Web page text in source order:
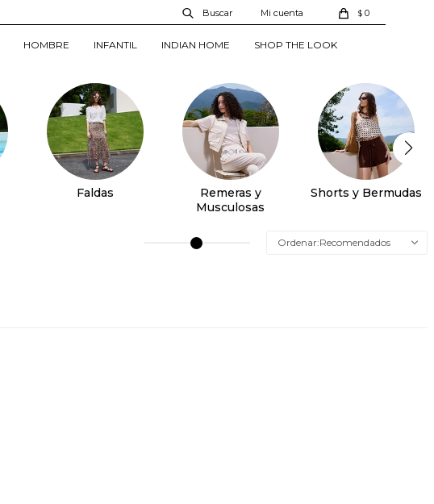
HOMBRE INFANTIL INDIAN HOME SHOP THE LOOK
$ 0
Faldas
Remeras y
Musculosas
Shorts y Bermudas
Recomendados